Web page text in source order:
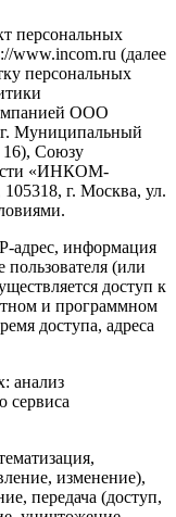
персональных
www.incom.ru (далее
персональных
ООО
Муниципальный
16), Союзу
«ИНКОМ-
г. Москва, ул.
адрес, информация
(или
доступ к
и программном
доступа, адреса
анализ
сервиса
изменение),
передача (доступ,